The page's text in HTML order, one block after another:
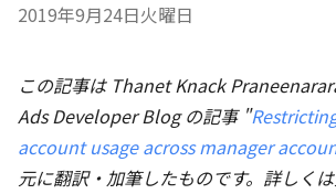
2019年9月24日火曜日
この記事は Thanet Knack
Ads Developer Blog の記事 "
account usage across manager
元に翻訳・加筆したものです。詳しく